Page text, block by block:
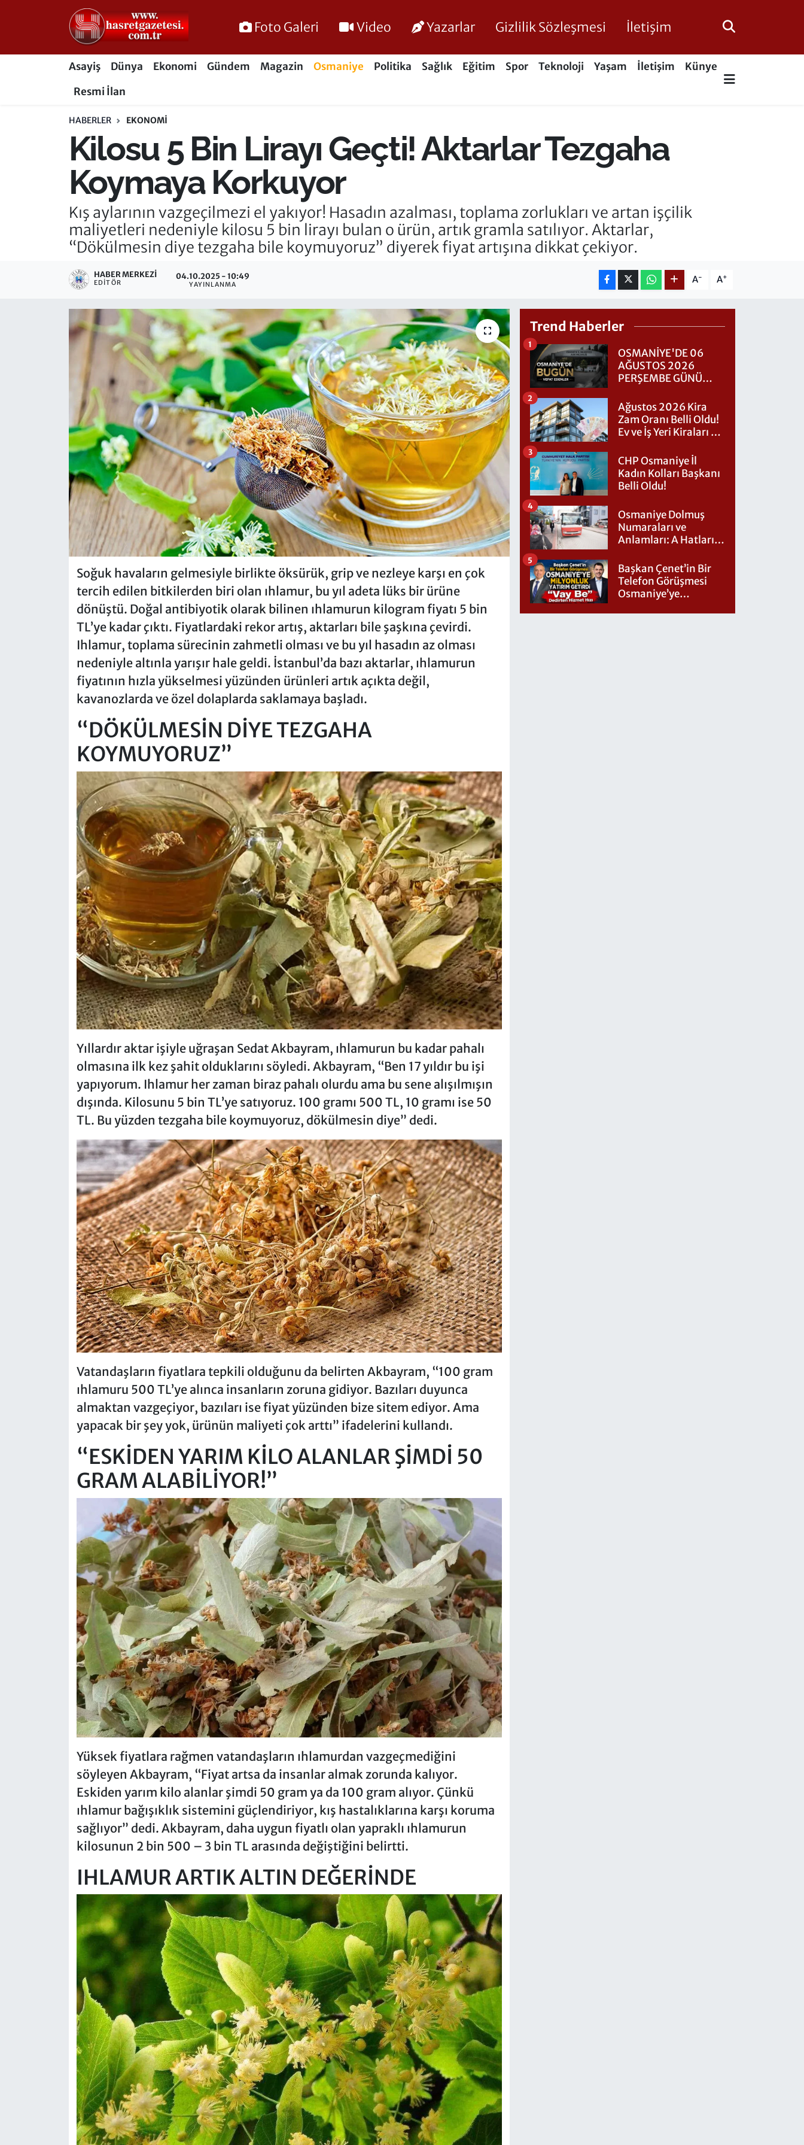
Foto Galeri Video Yazarlar Gizlilik Sözleşmesi İletişim
Asayiş Dünya Ekonomi Gündem Magazin Osmaniye Politika Sağlık Eğitim Spor Teknoloji Yaşam İletişim
Künye
Resmi İlan
HABERLER EKONOMI
Kilosu 5 Bin Lirayı Geçti! Aktarlar Tezgaha
Koymaya Korkuyor
Kış aylarının vazgeçilmezi el yakıyor! Hasadın azalması, toplama zorlukları ve artan işçilik
maliyetleri nedeniyle kilosu 5 bin lirayı bulan o ürün, artık gramla satılıyor. Aktarlar,
“Dökülmesin diye tezgaha bile koymuyoruz” diyerek fiyat artışına dikkat çekiyor.
HABER MERKEZI
EDITÖR
04.10.2025 - 10:49
YAYINLANMA A- A+
Soğuk havaların gelmesiyle birlikte öksürük, grip ve nezleye karşı en çok
tercih edilen bitkilerden biri olan ıhlamur, bu yıl adeta lüks bir ürüne
dönüştü. Doğal antibiyotik olarak bilinen ıhlamurun kilogram fiyatı 5 bin
TL’ye kadar çıktı. Fiyatlardaki rekor artış, aktarları bile şaşkına çevirdi.
Ihlamur, toplama sürecinin zahmetli olması ve bu yıl hasadın az olması
nedeniyle altınla yarışır hale geldi. İstanbul’da bazı aktarlar, ıhlamurun
fiyatının hızla yükselmesi yüzünden ürünleri artık açıkta değil,
kavanozlarda ve özel dolaplarda saklamaya başladı.
“DÖKÜLMESİN DİYE TEZGAHA
KOYMUYORUZ”
Yıllardır aktar işiyle uğraşan Sedat Akbayram, ıhlamurun bu kadar pahalı
olmasına ilk kez şahit olduklarını söyledi. Akbayram, “Ben 17 yıldır bu işi
yapıyorum. Ihlamur her zaman biraz pahalı olurdu ama bu sene alışılmışın
dışında. Kilosunu 5 bin TL’ye satıyoruz. 100 gramı 500 TL, 10 gramı ise 50
TL. Bu yüzden tezgaha bile koymuyoruz, dökülmesin diye” dedi.
Vatandaşların fiyatlara tepkili olduğunu da belirten Akbayram, “100 gram
ıhlamuru 500 TL’ye alınca insanların zoruna gidiyor. Bazıları duyunca
almaktan vazgeçiyor, bazıları ise fiyat yüzünden bize sitem ediyor. Ama
yapacak bir şey yok, ürünün maliyeti çok arttı” ifadelerini kullandı.
“ESKİDEN YARIM KİLO ALANLAR ŞİMDİ 50
GRAM ALABİLİYOR!”
Yüksek fiyatlara rağmen vatandaşların ıhlamurdan vazgeçmediğini
söyleyen Akbayram, “Fiyat artsa da insanlar almak zorunda kalıyor.
Eskiden yarım kilo alanlar şimdi 50 gram ya da 100 gram alıyor. Çünkü
ıhlamur bağışıklık sistemini güçlendiriyor, kış hastalıklarına karşı koruma
sağlıyor” dedi. Akbayram, daha uygun fiyatlı olan yapraklı ıhlamurun
kilosunun 2 bin 500 – 3 bin TL arasında değiştiğini belirtti.
IHLAMUR ARTIK ALTIN DEĞERİNDE
Trend Haberler
OSMANİYE'DE 06
AĞUSTOS 2026
PERŞEMBE GÜNÜ
1
Ağustos 2026 Kira
Zam Oranı Belli Oldu!
Ev ve İş Yeri Kiraları Ne
2
CHP Osmaniye İl
Kadın Kolları Başkanı
Belli Oldu!
3
Osmaniye Dolmuş
Numaraları ve
Anlamları: A Hatları
4
Başkan Çenet’in Bir
Telefon Görüşmesi
Osmaniye’ye
5
Osmaniye Nöbetçi Eczaneler
Osmaniye Hava Durumu
Süper Lig Puan Durumu ve Fikstür
Tüm Manşetler
Son Dakika Haberleri
Haber Arşivi